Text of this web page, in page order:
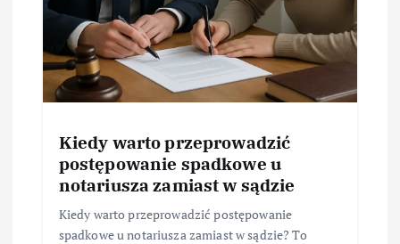
Kiedy warto przeprowadzić
postępowanie spadkowe u
notariusza zamiast w sądzie
Kiedy warto przeprowadzić postępowanie
spadkowe u notariusza zamiast w sądzie? To